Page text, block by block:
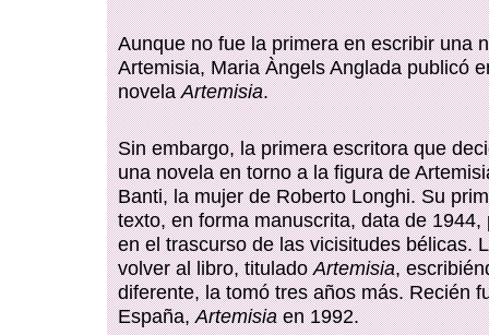
Aunque no fue la primera en escribir una
Artemisia, Maria Àngels Anglada publicó
novelaArtemisia.
Sin embargo, la primera escritora que
una novela en torno a la figura de
Banti, la mujer de Roberto Longhi. Su
texto, en forma manuscrita, data de 1944,
en el trascurso de las vicisitudes bélicas.
volver al libro, tituladoArtemisia,
diferente, la tomó tres años más. Recién
España,Artemisiaen 1992.